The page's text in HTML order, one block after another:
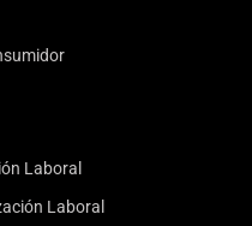
Laboral
Laboral